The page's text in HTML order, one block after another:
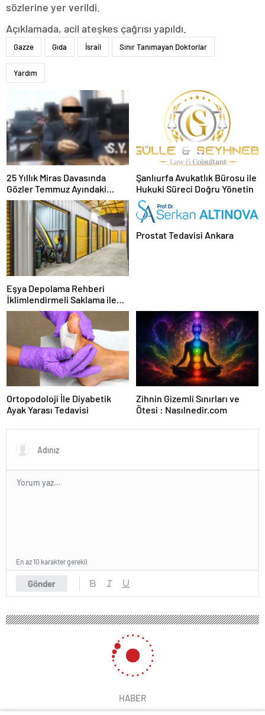
sözlerine yer verildi.
Açıklamada, acil ateşkes çağrısı yapıldı.
Gazze Gıda İsrail Sınır Tanımayan Doktorlar
Yardım
25 Yıllık Miras Davasında
Gözler Temmuz Ayındaki
Karar Duruşmasına Çevrildi
Şanlıurfa Avukatlık Bürosu ile
Hukuki Süreci Doğru Yönetin
Eşya Depolama Rehberi
İklimlendirmeli Saklama ile
Güvenli Kullanım
Prostat Tedavisi Ankara
Ortopodoloji İle Diyabetik
Ayak Yarası Tedavisi
Zihnin Gizemli Sınırları ve
Ötesi : Nasılnedir.com
Gönder
En az 10 karakter gerekli
HABER